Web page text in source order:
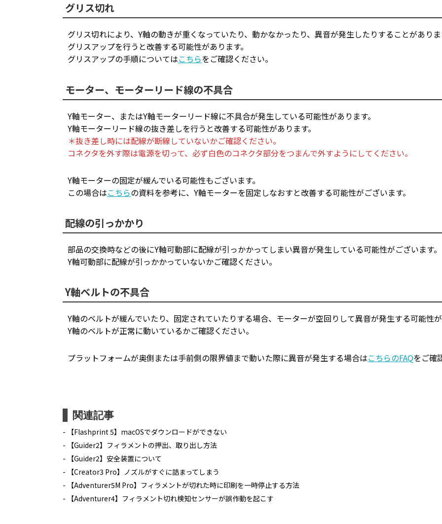
グリス切れ
グリス切れにより、Y軸の動きが重くなっていたり、動かなかったり、異音が発生したりすることがあり
グリスアップを行うと改善する可能性があります。
グリスアップの手順についてはこちらをご確認ください。
モーター、モーターリード線の不具合
Y軸モーター、またはY軸モーターリード線に不具合が発生している可能性があります。
Y軸モーターリード線の抜き差しを行うと改善する可能性があります。
＊抜き差し時には配線が断線していないかご確認ください。
コネクタを外す際は電源を切って、必ず白色のコネクタ部分をつまんで外すようにしてください。
Y軸モーターの固定が緩んでいる可能性もございます。
この場合はこちらの資料を参考に、Y軸モーターを固定しなおすと改善する可能性がございます。
配線の引っかかり
部品の交換時などの後にY軸可動部に配線が引っかかってしまい異音が発生している可能性がございます。
Y軸可動部に配線が引っかかっていないかご確認ください。
Y軸ベルトの不具合
Y軸のベルトが緩んでいたり、固定されていたりする場合、モーターが空回りして異音が発生する可能性
Y軸のベルトが正常に動いているかご確認ください。
プラットフォームが奥側または手前側の限界値まで動いた際に異音が発生する場合はこちらのFAQをご確
関連記事
【Flashprint 5】macOSでダウンロードができない
【Guider2】フィラメントの押出、取り出し方法
【Guider2】安全装置について
【Creator3 Pro】ノズルがすぐに詰まってしまう
【Adventurer5M Pro】フィラメントが切れた時に印刷を一時停止する方法
【Adventurer4】フィラメント切れ検知センサーが誤作動を起こす